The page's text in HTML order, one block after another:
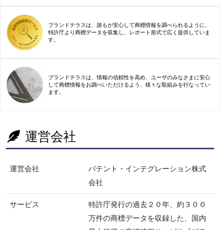
ブランドテラスは、誰もが安心して商標情報を調べられるように、
特許庁より商標データを収集し、レポート形式で広く提供していま
す。
ブランドテラスは、情報の信頼性を高め、ユーザのみなさまに安心
して商標情報をお調べいただけるよう、様々な取組みを行なってい
ます。
運営会社
運営会社
パテント・インテグレーション株式
会社
サービス
特許庁発行の過去２０年、約３００
万件の商標データを収録した、国内